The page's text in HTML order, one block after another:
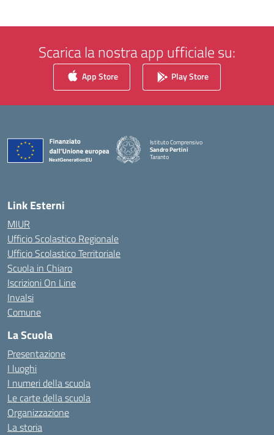
Scarica la nostra app ufficiale su:
App Store Play Store
Istituto Comprensivo
Sandro Pertini
Taranto
Link Esterni
MIUR
Ufficio Scolastico Regionale
Ufficio Scolastico Territoriale
Scuola in Chiaro
Iscrizioni On Line
Invalsi
Comune
La Scuola
Presentazione
I luoghi
I numeri della scuola
Le carte della scuola
Organizzazione
La storia